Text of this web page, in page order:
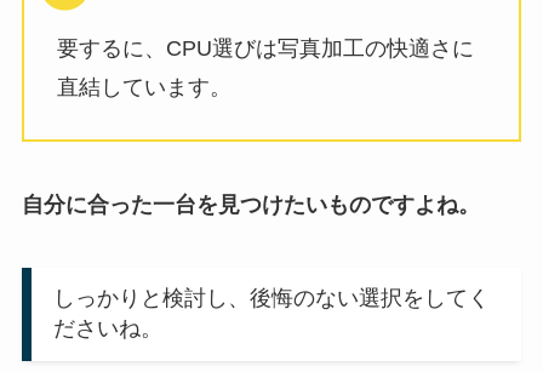
要するに、CPU選びは写真加工の快適さに
直結しています。
自分に合った一台を見つけたいものですよね。
しっかりと検討し、後悔のない選択をしてく
ださいね。